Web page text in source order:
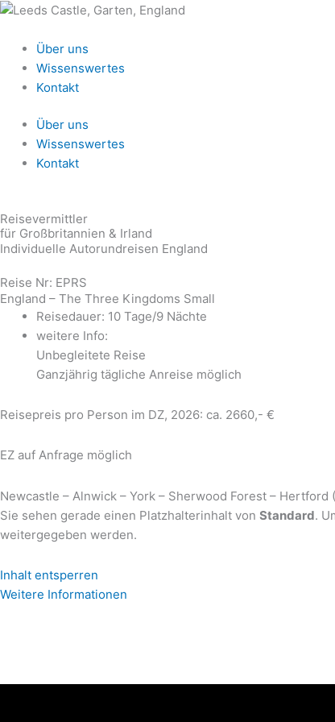
Zum
springenÜber uns
Wissenswertes
Kontakt
Über uns
Wissenswertes
Kontakt
Reisevermittler
für Großbritannien & Irland
Individuelle Autorundreisen England
Reise Nr: EPRS
England – The Three Kingdoms Small
Reisedauer: 10 Tage/9 Nächte
weitere Info:
Unbegleitete Reise
Ganzjährig tägliche Anreise möglich
Reisepreis pro Person im DZ, 2026: ca. 2660,- €
EZ auf Anfrage möglich
Newcastle – Alnwick – York – Sherwood Forest – Hertford
Sie sehen gerade einen Platzhalterinhalt von Standard.
weitergegeben werden.
Inhalt entsperren
Weitere Informationen